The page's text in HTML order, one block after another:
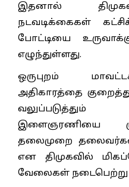
இதனால்
நடவடிக்கைகள்
போட்டியை
எழுந்துள்ளது.
ஒருபுறம்
அதிகாரத்தை
வலுப்படுத்தும்
இளைஞரணியை
தலைமுறை
என திமுகவில்
வேலைகள் நடைபெற்று